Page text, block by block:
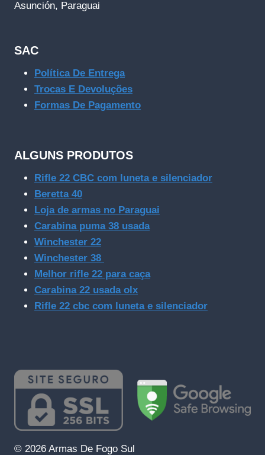
Asunción, Paraguai
SAC
Política De Entrega
Trocas E Devoluções
Formas De Pagamento
ALGUNS PRODUTOS
Rifle 22 CBC com luneta e silenciador
Beretta 40
Loja de armas no Paraguai
Carabina puma 38 usada
Winchester 22
Winchester 38
Melhor rifle 22 para caça
Carabina 22 usada olx
Rifle 22 cbc com luneta e silenciador
© 2026 Armas De Fogo Sul